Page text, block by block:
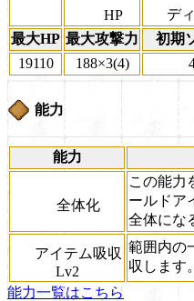
HP
デ
最大HP 最大攻撃力
初期
19110
188×3(4)
能力
能力
全体化
この能力
ールドア
全体にな
アイテム吸収
Lv2
範囲内の
収します
能力一覧はこちら